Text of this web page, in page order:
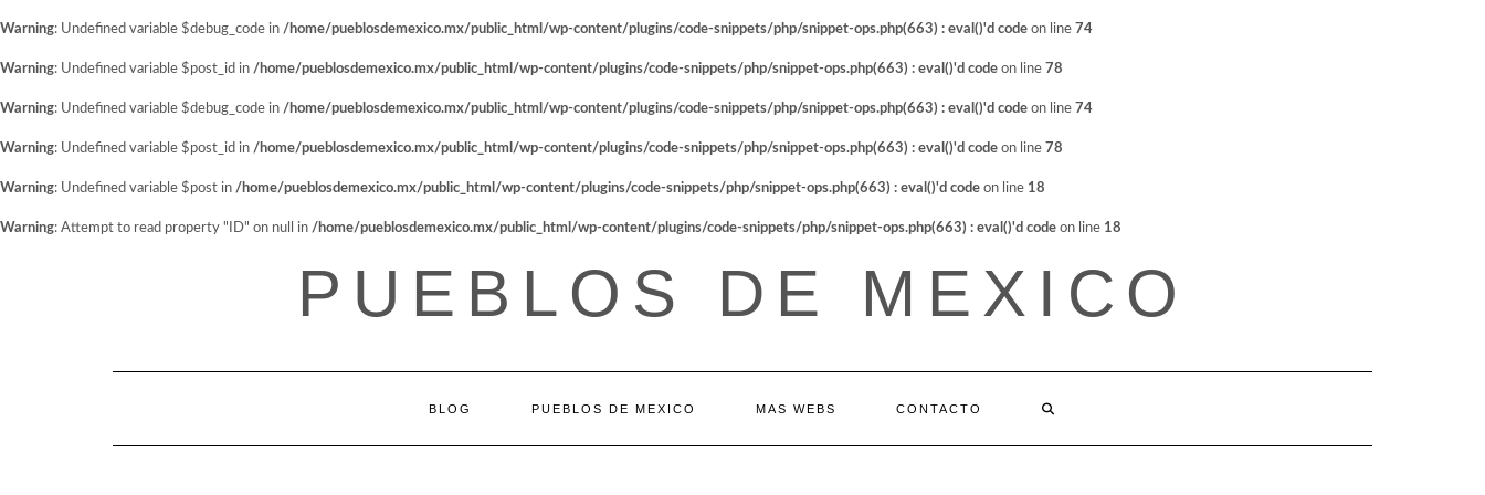
Warning: Undefined variable $debug_code in /home/pueblosdemexico.mx/public_html/wp-content/plugins/code-snippets/php/snippet-ops.php(663) : eval()'d code on line 74
Warning: Undefined variable $post_id in /home/pueblosdemexico.mx/public_html/wp-content/plugins/code-snippets/php/snippet-ops.php(663) : eval()'d code on line 78
Warning: Undefined variable $debug_code in /home/pueblosdemexico.mx/public_html/wp-content/plugins/code-snippets/php/snippet-ops.php(663) : eval()'d code on line 74
Warning: Undefined variable $post_id in /home/pueblosdemexico.mx/public_html/wp-content/plugins/code-snippets/php/snippet-ops.php(663) : eval()'d code on line 78
Warning: Undefined variable $post in /home/pueblosdemexico.mx/public_html/wp-content/plugins/code-snippets/php/snippet-ops.php(663) : eval()'d code on line 18
Warning: Attempt to read property "ID" on null in /home/pueblosdemexico.mx/public_html/wp-content/plugins/code-snippets/php/snippet-ops.php(663) : eval()'d code on line 18
PUEBLOS DE MEXICO
BLOG PUEBLOS DE MEXICO MAS WEBS CONTACTO